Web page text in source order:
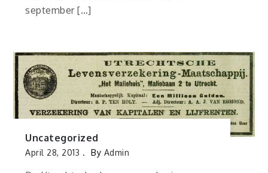
september […]
Uncategorized
April 28, 2013 By Admin